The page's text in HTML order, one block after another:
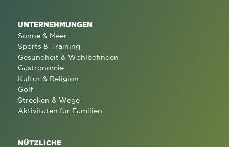
UNTERNEHMUNGEN
Sonne & Meer
Sports & Training
Gesundheit & Wohlbefinden
Gastronomie
Kultur & Religion
Golf
Strecken & Wege
Aktivitäten für Familien
NÜTZLICHE